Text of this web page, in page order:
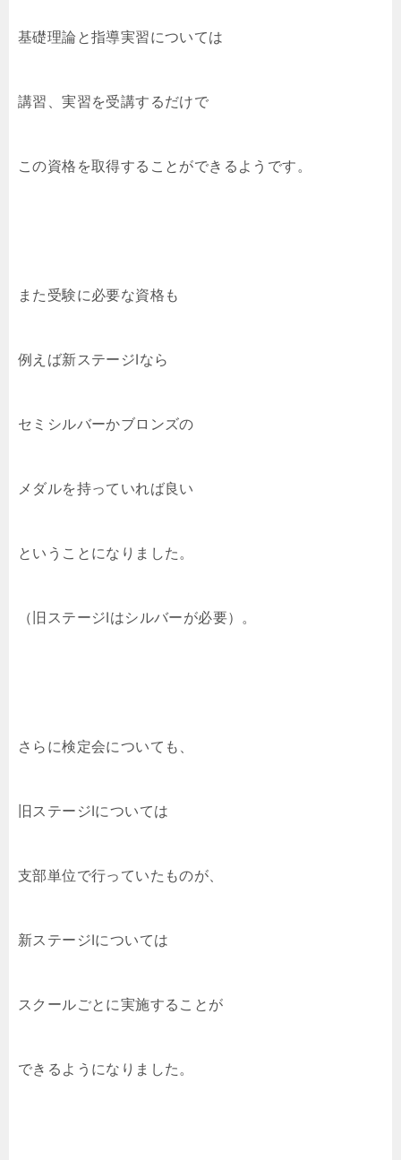
基礎理論と指導実習については
講習、実習を受講するだけで
この資格を取得することができるようです。
また受験に必要な資格も
例えば新ステージⅠなら
セミシルバーかブロンズの
メダルを持っていれば良い
ということになりました。
（旧ステージⅠはシルバーが必要）。
さらに検定会についても、
旧ステージⅠについては
支部単位で行っていたものが、
新ステージⅠについては
スクールごとに実施することが
できるようになりました。